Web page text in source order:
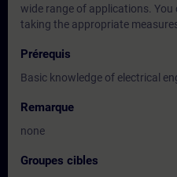
wide range of applications. You
taking the appropriate
Prérequis
Basic knowledge of electrical
Remarque
none
Groupes cibles